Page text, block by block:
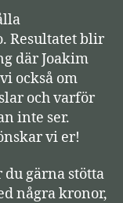
Resultatet blir
där Joakim
också om
och varför
inte ser.
vi er!
gärna stötta
några kronor,